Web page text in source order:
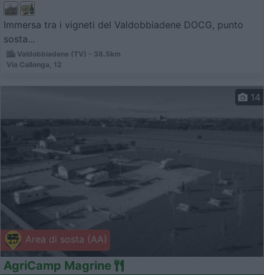
Immersa tra i vigneti del Valdobbiadene DOCG, punto
sosta...
Valdobbiadene (TV) - 38.5km
Via Callonga, 12
Area di sosta (AA)
14
AgriCamp Magrine